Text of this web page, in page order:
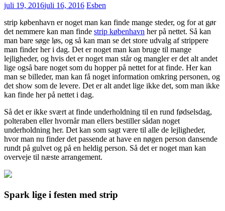
juli 19, 2016juli 16, 2016 Esben
strip københavn er noget man kan finde mange steder, og for at gør
det nemmere kan man finde strip københavn her på nettet. Så kan
man bare søge løs, og så kan man se det store udvalg af strippere
man finder her i dag. Det er noget man kan bruge til mange
lejligheder, og hvis det er noget man står og mangler er det alt andet
lige også bare noget som du hopper på nettet for at finde. Her kan
man se billeder, man kan få noget information omkring personen, og
det show som de levere. Det er alt andet lige ikke det, som man ikke
kan finde her på nettet i dag.
Så det er ikke svært at finde underholdning til en rund fødselsdag,
polteraben eller hvornår man ellers bestiller sådan noget
underholdning her. Det kan som sagt være til alle de lejligheder,
hvor man nu finder det passende at have en nøgen person dansende
rundt på gulvet og på en heldig person. Så det er noget man kan
overveje til næste arrangement.
Spark lige i festen med strip